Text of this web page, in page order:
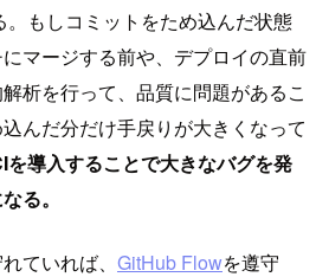
。もしコミットをため込んだ状態
マージする前や、デプロイの直前
析を行って、品質に問題があるこ
んだ分だけ手戻りが大きくなって
を導入することで大きなバグを発
る。
ていれば、 GitHub Flowを遵守